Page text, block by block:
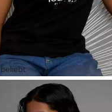
T-Shirt WEEKEND
wait Kurzarm, weite